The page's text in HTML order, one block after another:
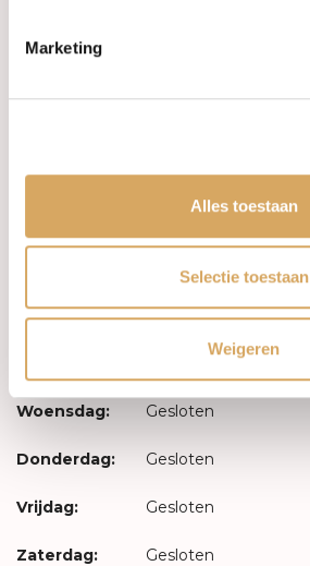
Marketing
Alles toestaan
Selectie toestaan
Weigeren
Maandag: Gesloten
Woensdag: Gesloten
Donderdag: Gesloten
Vrijdag: Gesloten
Zaterdag: Gesloten